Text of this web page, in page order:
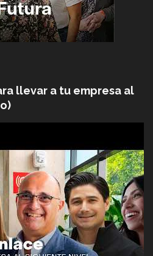
llevar a tu empresa al